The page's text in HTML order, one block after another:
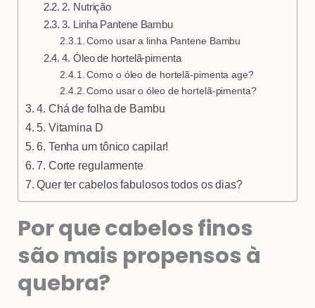
2. Nutrição
3. Linha Pantene Bambu
Como usar a linha Pantene Bambu
4. Óleo de hortelã-pimenta
Como o óleo de hortelã-pimenta age?
Como usar o óleo de hortelã-pimenta?
4. Chá de folha de Bambu
5. Vitamina D
6. Tenha um tônico capilar!
7. Corte regularmente
Quer ter cabelos fabulosos todos os dias?
Por que cabelos finos
são mais propensos à
quebra?